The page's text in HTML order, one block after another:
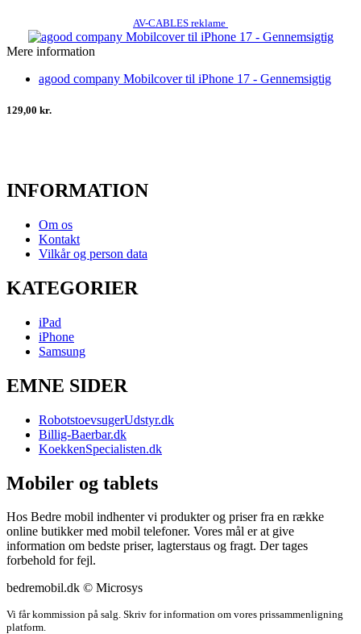
AV-CABLES reklame
Mere information
agood company Mobilcover til iPhone 17 - Gennemsigtig
129,00 kr.
INFORMATION
Om os
Kontakt
Vilkår og person data
KATEGORIER
iPad
iPhone
Samsung
EMNE SIDER
RobotstoevsugerUdstyr.dk
Billig-Baerbar.dk
KoekkenSpecialisten.dk
Mobiler og tablets
Hos Bedre mobil indhenter vi produkter og priser fra en række
online butikker med mobil telefoner. Vores mål er at give
information om bedste priser, lagterstaus og fragt. Der tages
forbehold for fejl.
bedremobil.dk © Microsys
Vi får kommission på salg. Skriv for information om vores prissammenligning
platform.